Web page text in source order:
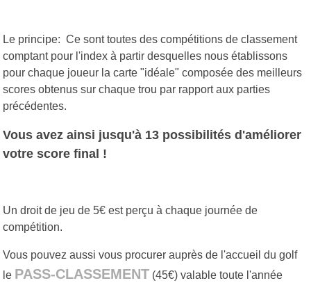
Le principe: Ce sont toutes des compétitions de classement
comptant pour l'index à partir desquelles nous établissons
pour chaque joueur la carte "idéale" composée des meilleurs
scores obtenus sur chaque trou par rapport aux parties
précédentes.
Vous avez ainsi jusqu'à 13 possibilités d'améliorer
votre score final !
Un droit de jeu de 5€ est perçu à chaque journée de
compétition.
Vous pouvez aussi vous procurer auprès de l'accueil du golf
le PASS-CLASSEMENT (45€) valable toute l'année